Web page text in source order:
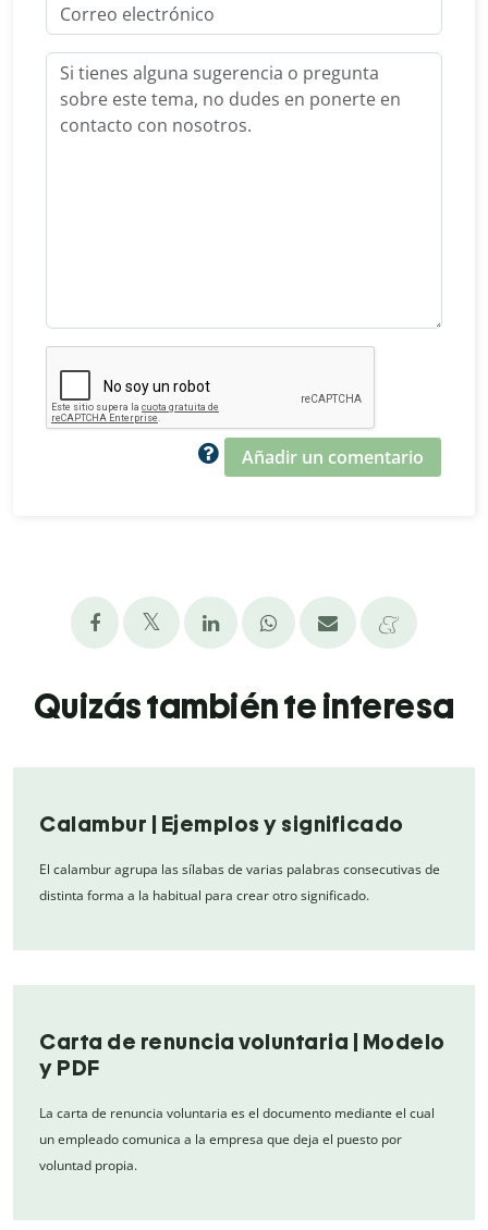
Añadir un comentario
Quizás también te interesa
Calambur | Ejemplos y significado
El calambur agrupa las sílabas de varias palabras consecutivas de
distinta forma a la habitual para crear otro significado.
Carta de renuncia voluntaria | Modelo
y PDF
La carta de renuncia voluntaria es el documento mediante el cual
un empleado comunica a la empresa que deja el puesto por
voluntad propia.